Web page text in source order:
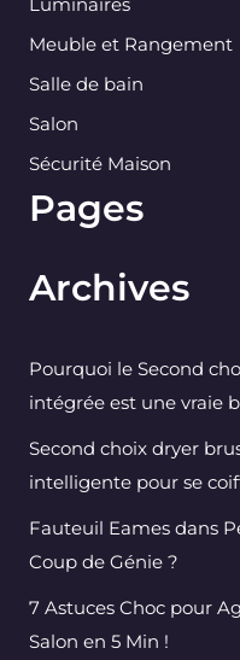
Meuble et Rangement
Salle de bain
Salon
Sécurité Maison
Pages
Archives
Pourquoi le Second
intégrée est une vraie
Second choix dryer
intelligente pour se
Fauteuil Eames dans
Coup de Génie ?
7 Astuces Choc pour
Salon en 5 Min !